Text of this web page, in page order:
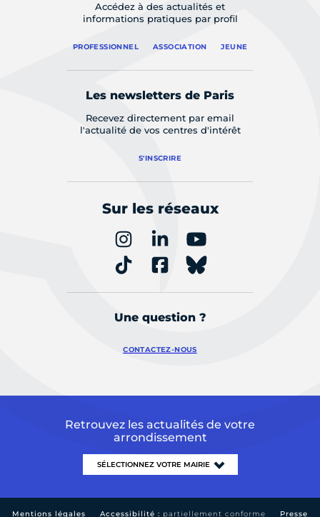
Accédez à des actualités et
informations pratiques par profil
PROFESSIONNEL ASSOCIATION JEUNE
Les newsletters de Paris
Recevez directement par email
l'actualité de vos centres d'intérêt
S'INSCRIRE
Sur les réseaux
Une question ?
CONTACTEZ-NOUS
Retrouvez les actualités de votre
arrondissement
Mentions légales Accessibilité : partiellement conforme Presse